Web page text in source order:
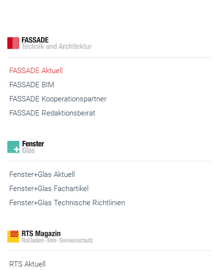
FASSADE Aktuell
FASSADE BIM
FASSADE Kooperationspartner
FASSADE Redaktionsbeirat
Fenster+Glas Aktuell
Fenster+Glas Fachartikel
Fenster+Glas Technische Richtlinien
RTS Aktuell